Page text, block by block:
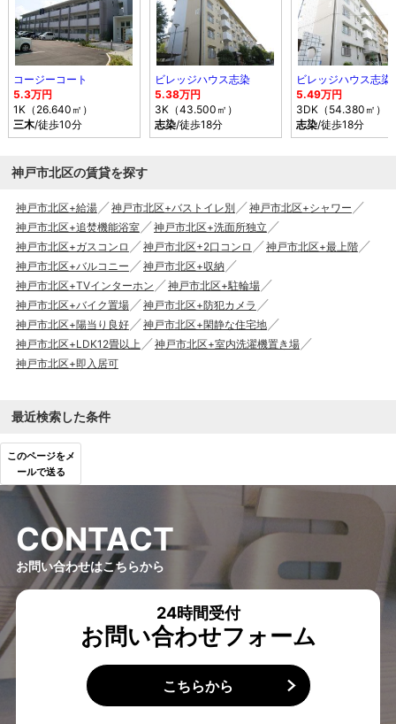
コージーコート
5.3万円
1K（26.640㎡）
三木/徒歩10分
ビレッジハウス志染
5.38万円
3K（43.500㎡）
志染/徒歩18分
ビレッジハウス志染
5.49万円
3DK（54.380㎡）
志染/徒歩18分
神戸市北区の賃貸を探す
神戸市北区+給湯 神戸市北区+バストイレ別
神戸市北区+シャワー
神戸市北区+追焚機能浴室
神戸市北区+洗面所独立
神戸市北区+ガスコンロ
神戸市北区+2口コンロ
神戸市北区+最上階
神戸市北区+バルコニー
神戸市北区+収納
神戸市北区+TVインターホン
神戸市北区+駐輪場
神戸市北区+バイク置場
神戸市北区+防犯カメラ
神戸市北区+陽当り良好
神戸市北区+閑静な住宅地
神戸市北区+LDK12畳以上
神戸市北区+室内洗濯機置き場
神戸市北区+即入居可
最近検索した条件
このページをメ
ールで送る
CONTACT
お問い合わせはこちらから
24時間受付
お問い合わせフォーム
こちらから